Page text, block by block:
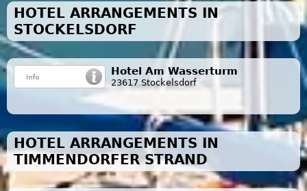
HOTEL ARRANGEMENTS IN
STOCKELSDORF
Hotel Am Wasserturm
23617 Stockelsdorf
HOTEL ARRANGEMENTS IN
TIMMENDORFER STRAND